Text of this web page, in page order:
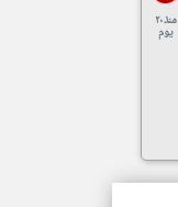
منذ ٢٠
يوم